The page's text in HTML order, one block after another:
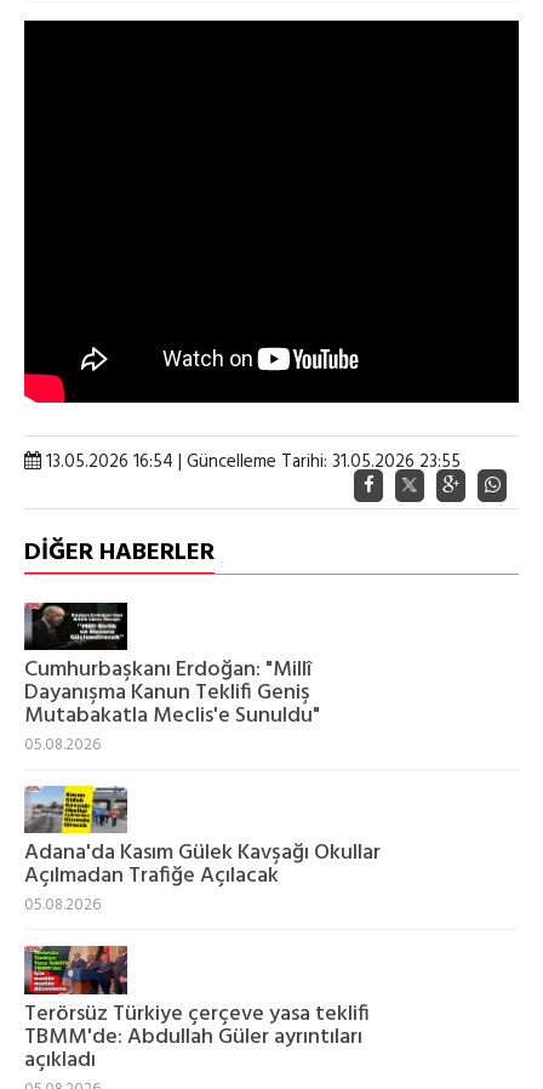
13.05.2026 16:54 | Güncelleme Tarihi: 31.05.2026 23:55
DİĞER HABERLER
Cumhurbaşkanı Erdoğan: "Millî
Dayanışma Kanun Teklifi Geniş
Mutabakatla Meclis'e Sunuldu"
05.08.2026
Adana'da Kasım Gülek Kavşağı Okullar
Açılmadan Trafiğe Açılacak
05.08.2026
Terörsüz Türkiye çerçeve yasa teklifi
TBMM'de: Abdullah Güler ayrıntıları
açıkladı